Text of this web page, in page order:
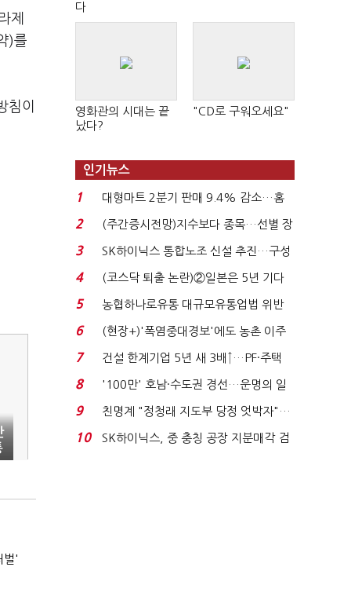
제
)를
침이
벌'
다
영화관의 시대는 끝
났다?
"CD로 구워오세요"
인기뉴스
1
대형마트 2분기 판매 9.4% 감소…홈
플러스 사태 여파...
2
(주간증시전망)지수보다 종목…선별 장
세 이어진다...
3
SK하이닉스 통합노조 신설 추진…구성
원 간 성과급 불...
4
(코스닥 퇴출 논란)②일본은 5년 기다
려주는데 우리는 ...
5
농협하나로유통 대규모유통업법 위반
적발…공정위, 과...
6
(현장+)'폭염중대경보'에도 농촌 이주
노동자는 강행군…'야...
7
건설 한계기업 5년 새 3배↑…PF·주택
침체에 재무 ...
8
'100만' 호남·수도권 경선…운명의 일
주일
9
친명계 "정청래 지도부 당정 엇박자"…
친청계 "신천지 오...
10
SK하이닉스, 중 충칭 공장 지분매각 검